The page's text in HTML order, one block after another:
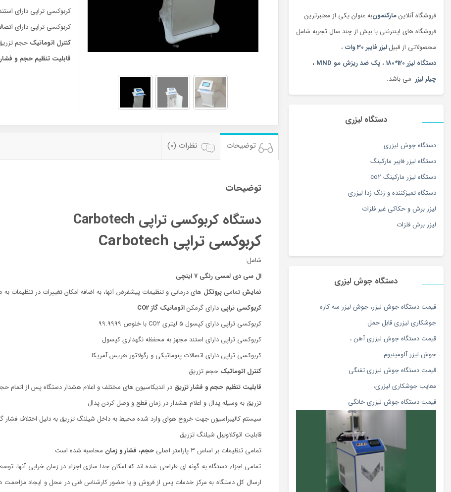
دستگاه لیزر، تجهیزات پوست ،مو و زیبایی
(11)
لیزر برش و حکاکی غیرفلزات
لیزر برش و حکاکی فلزات(5)
کالاهای دیجیتال
نرم افزار(4)
فروشگاه آنلاینمارکتمونبه عنوان یکی از معتبرترین
فروشگاه های اینترنتی با بیش از چند سال تجربه شامل
محصولاتی از قبیل:لیزر فایبر 30 وات
،
دستگاه لیزر 120*180
، پک ضد ریزش مو MND
،
چیلر لیزر می باشد.
دستگاه لیزری
دستگاه جوش لیزری
دستگاه لیزر فایبر مارکینگ
دستگاه لیزر مارکینگ co2
دستگاه تمیزکننده و زنگ زدا لیزری
لیزر برش و حکاکی غیر فلزات
لیزر برش فلزات
دستگاه جوش لیزری
قيمت دستگاه جوش ليزر، جوش ليزر سه كاره
جوشكاري ليزري قابل حمل
قیمت دستگاه جوش لیزری آهن ،
جوش لیزر آلومینیوم
قیمت دستگاه جوش لیزری تفنگی
معایب جوشکاری لیزری،
قیمت دستگاه جوش لیزری خانگی
کربوکسی تراپی دارای
کربوکسی تراپی دارای
کنترل اتوماتیک حجم
قابلیت تنظیم حجم و فشار
توضیحات نظرات (0)
توضیحات
دستگاه كربوكسی تراپی Carbotech
کربوکسی تراپی Carbotech
شامل:
ال سي دي لمسی رنگي ٧ اينچي
نمایش تمامیپروتکل های درمانی و تنظیمات پیشفرض آنها، به اضافه امکان تغییرات در تنظیمات
کربوکسی تراپی دارای گرمکناتوماتیک گاز CO2
کربوکسی تراپی دارای کپسول ٥ لیتری CO2 با خلوص ٩٩.٩٩٩٩
کربوکسی تراپی دارای استند مجهز به محفظه نگهداری کپسول
کربوکسی تراپی دارای اتصالات پنوماتیکی و رگولاتور هریس آمریکا
کنترل اتوماتیک حجم تزریق
قابلیت تنظیم حجم و فشار تزریق در اندیکاسیون های مختلف و اعلام هشدار دستگاه پس از اتمام
تزریق به وسیله پدال و اعلام هشدار در زمان قطع و وصل کردن پدال
سیستم کالیبراسیون جهت خروج هوای وارد شده محیط به داخل شیلنگ تزریق به دلیل اختلاف
قابلیت اتوکلاویبل شیلنگ تزریق
تمامی تنظیمات بر اساس ٣ پارامتر اصلی
حجم، فشار و زمان محاسبه شده است
تمامی اجزاء دستگاه به گونه ای طراحی شده اند که امکان جدا سازی اجزاء در زمان خرابی آنها،
ارسال کل دستگاه به مرکز خدمات پس از فروش و یا حضور کارشناس فنی در محل و ایجاد